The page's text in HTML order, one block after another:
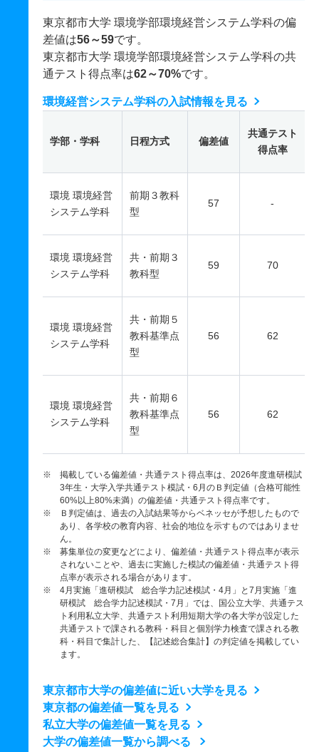
東京都市大学 環境学部環境経営システム学科の偏
差値は56～59です。
東京都市大学 環境学部環境経営システム学科の共
通テスト得点率は62～70%です。
環境経営システム学科の入試情報を見る
学部・学科 日程方式 偏差値
共通テスト
得点率
環境 環境経営
システム学科
前期３教科
型
57 -
環境 環境経営
システム学科
共・前期３
教科型
59 70
環境 環境経営
システム学科
共・前期５
教科基準点
型
56 62
環境 環境経営
システム学科
共・前期６
教科基準点
型
56 62
※ 掲載している偏差値・共通テスト得点率は、2026年度進研模試
3年生・大学入学共通テスト模試・6月のＢ判定値（合格可能性
60%以上80%未満）の偏差値・共通テスト得点率です。
※ Ｂ判定値は、過去の入試結果等からベネッセが予想したもので
あり、各学校の教育内容、社会的地位を示すものではありませ
ん。
※ 募集単位の変更などにより、偏差値・共通テスト得点率が表示
されないことや、過去に実施した模試の偏差値・共通テスト得
点率が表示される場合があります。
※ 4月実施「進研模試 総合学力記述模試・4月」と7月実施「進
研模試 総合学力記述模試・7月」では、国公立大学、共通テス
ト利用私立大学、共通テスト利用短期大学の各大学が設定した
共通テストで課される教科・科目と個別学力検査で課される教
科・科目で集計した、【記述総合集計】の判定値を掲載してい
ます。
東京都市大学の偏差値に近い大学を見る
東京都の偏差値一覧を見る
私立大学の偏差値一覧を見る
大学の偏差値一覧から調べる